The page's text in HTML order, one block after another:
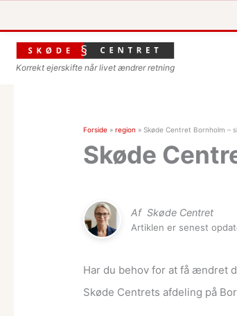
Korrekt ejerskifte når livet ændrer retning
Forside »region »Skøde Centret Bornholm –
Skøde
Af Skøde Centret
Artiklen er senest
Har du behov for at få ændret
Skøde Centrets afdeling på